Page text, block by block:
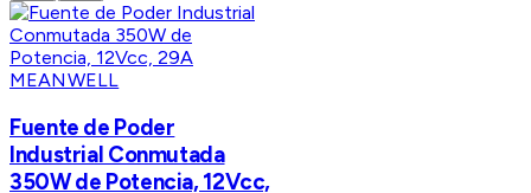
MEANWELL
Fuente de Poder
Industrial Conmutada
350W de Potencia, 12Vcc,